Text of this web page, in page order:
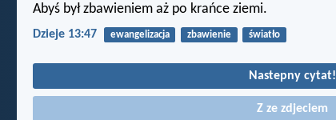
Abyś był zbawieniem aż po krańce ziemi.
Dzieje 13:47 ewangelizacja zbawienie światło
Nastepny cytat!
Z ze zdjeciem